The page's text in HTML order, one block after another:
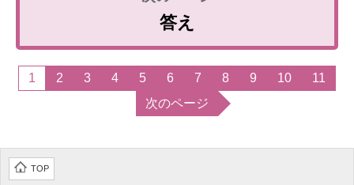
答え
1 2 3 4 5 6 7 8 9 10
11
次のページ
TOP